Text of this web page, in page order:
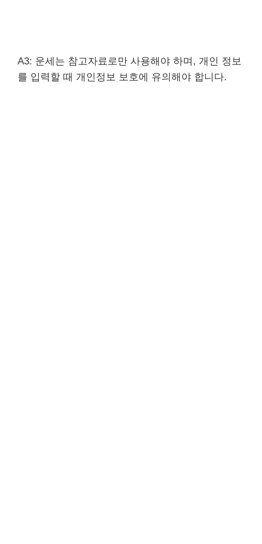
A3: 운세는 참고자료로만 사용해야 하며, 개인 정보
를 입력할 때 개인정보 보호에 유의해야 합니다.